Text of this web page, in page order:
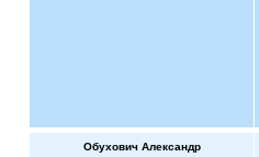
Обухович Александр